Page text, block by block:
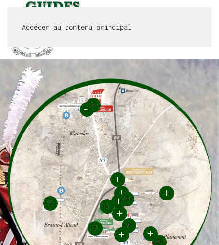
Accéder au contenu principal